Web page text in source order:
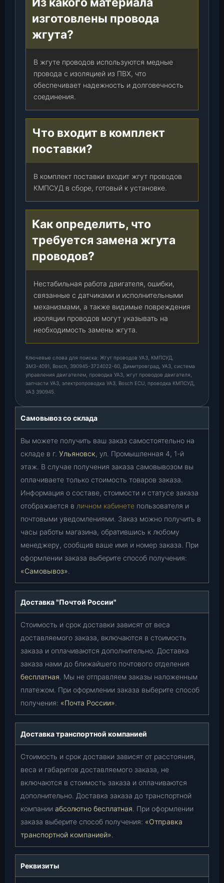
и
г
р
т
изготовлены провода
жгута?
В жгуте проводов используются медные
провода с изоляцией из ПВХ, что
обеспечивает надежность и долговечность
соединения.
Что входит в комплект
поставки?
В комплект поставки входит жгут проводов
КМПСУД в сборе, готовый к установке.
Как определить, что
требуется замена жгута
проводов?
Нестабильная работа двигателя, ошибки,
связанные с датчиками и исполнительными
механизмами, а также видимые повреждения
изоляции проводов могут указывать на
необходимость замены жгута.
Ключевые слова для поиска: Жгут проводов УАЗ, КМПСУД,
ЗМЗ-4091, Bosch, 390945-3724022-60, Димитровград, УАЗ, система
управления двигателем, проводка УАЗ, жгут проводов двигателя,
запчасти УАЗ, электропроводка УАЗ, Bosch ECU, проводка КМПСУД,
УАЗ 390945.
Самовывоз со склада
Вы можете получить ваш заказ самостоятельно на
складе в г. Ульяновск, ул. Промышленная 4, 1-й
этаж. В случае получения заказа самовывозом вы
оплачиваете только стоимость товаров заказа.
Информация о составе, стоимости и статусе заказа
отображается в личном кабинете пользователя и
почтовыми уведомлениями. Заказ можно получить в
часы работы магазина, обратившись к любому
менеджеру, сообщив ваше имя и номер заказа. При
оформлении заказа выберите способ получения:
«Самовывоз».
Доставка "Почтой России"
Стоимость и срок доставки зависят от веса
доставляемого заказа, включаются в стоимость
заказа и оплачиваются дополнительно. Доставка
заказа нами до ближайшего почтового отделения
бесплатная. Мы не отправляем заказы наложенным
платежом. При оформлении заказа выберите способ
получения: «Почта России».
Доставка транспортной компанией
Стоимость и срок доставки зависят от расстояния,
веса и габаритов доставляемого заказа, не
включаются в стоимость заказа и оплачиваются
дополнительно. Доставка заказа до транспортной
компании абсолютно бесплатная. При оформлении
заказа выберите способ получения: «Отправка
транспортной компанией».
Реквизиты